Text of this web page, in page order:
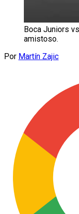
Boca Juniors
amistoso.
Por Martín Zajic